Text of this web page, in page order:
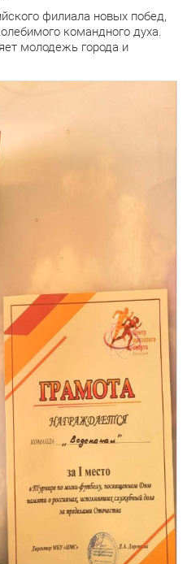
филиала новых побед,
командного духа.
молодежь города и